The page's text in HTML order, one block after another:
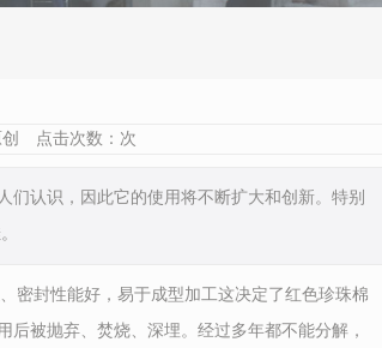
点击次数： 次
认识，因此它的使用将不断扩大和创新。特别
封性能好，易于成型加工这决定了红色珍珠棉
被抛弃、焚烧、深埋。经过多年都不能分解，